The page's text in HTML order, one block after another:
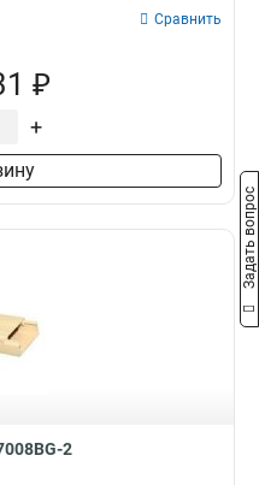
Сравнить
₽
+
2
Задать вопрос